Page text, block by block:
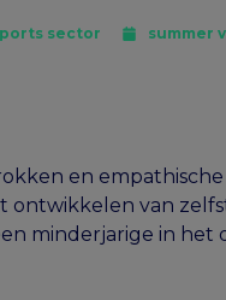
sector summer
en empathische
van
minderjarige in het